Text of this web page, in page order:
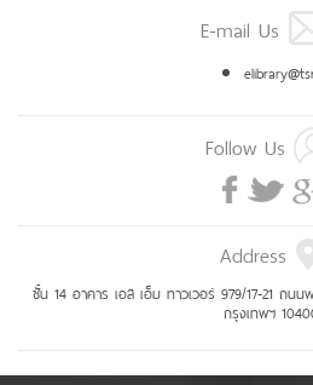
E-mail Us
Follow Us
Address
ชั้น 14 อาคาร เอส เอ็ม ทาวเวอร์ 979/17-21 ถนน
กรุงเทพฯ